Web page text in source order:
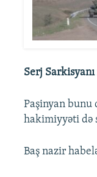
Serj
Paşinyan bunu
hakimiyyəti də
Baş nazir